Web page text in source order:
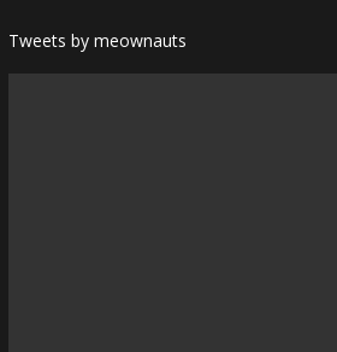
Tweets by meownauts